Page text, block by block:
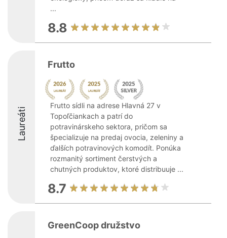
...
8.8
Laureáti
Frutto
Frutto sídli na adrese Hlavná 27 v
Topoľčiankach a patrí do
potravinárskeho sektora, pričom sa
špecializuje na predaj ovocia, zeleniny a
ďalších potravinových komodít. Ponúka
rozmanitý sortiment čerstvých a
chutných produktov, ktoré distribuuje ...
8.7
GreenCoop družstvo